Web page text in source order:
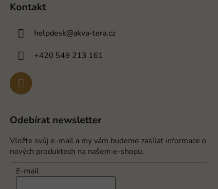
Kontakt
helpdesk@akva-tera.cz
+420 549 213 161
Odebírat newsletter
Vložte svůj e-mail a my vám budeme zasílat informace o
nových produktech na našem e-shopu.
E-mail